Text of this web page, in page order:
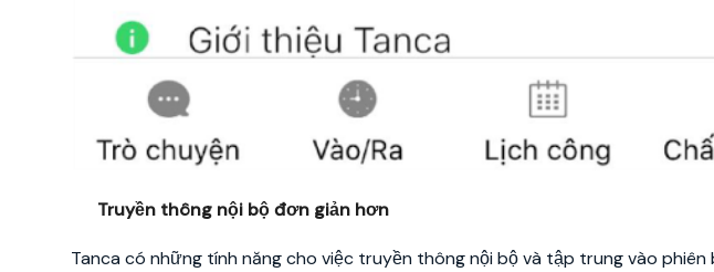
Truyền thông nội bộ đơn giản hơn
Tanca có những tính năng cho việc truyền thông nội bộ và tập trung vào